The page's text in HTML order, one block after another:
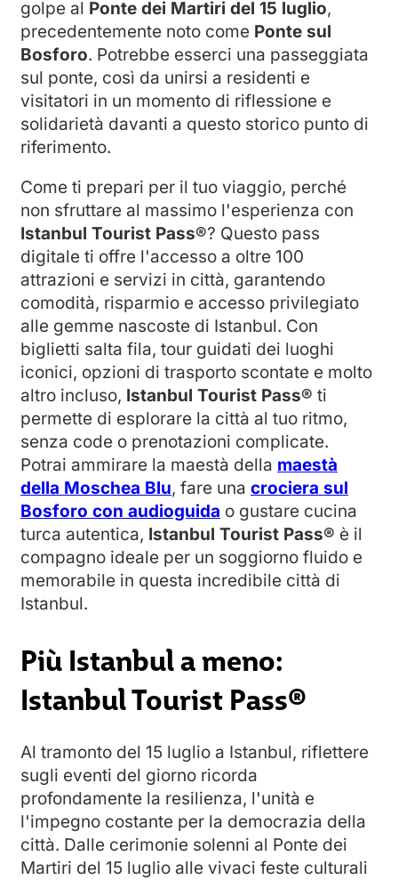
golpe al Ponte dei Martiri del 15 luglio,
precedentemente noto come Ponte sul
Bosforo. Potrebbe esserci una passeggiata
sul ponte, così da unirsi a residenti e
visitatori in un momento di riflessione e
solidarietà davanti a questo storico punto di
riferimento.
Come ti prepari per il tuo viaggio, perché
non sfruttare al massimo l'esperienza con
Istanbul Tourist Pass®? Questo pass
digitale ti offre l'accesso a oltre 100
attrazioni e servizi in città, garantendo
comodità, risparmio e accesso privilegiato
alle gemme nascoste di Istanbul. Con
biglietti salta fila, tour guidati dei luoghi
iconici, opzioni di trasporto scontate e molto
altro incluso, Istanbul Tourist Pass® ti
permette di esplorare la città al tuo ritmo,
senza code o prenotazioni complicate.
Potrai ammirare la maestà della maestà
della Moschea Blu, fare una crociera sul
Bosforo con audioguida o gustare cucina
turca autentica, Istanbul Tourist Pass® è il
compagno ideale per un soggiorno fluido e
memorabile in questa incredibile città di
Istanbul.
Più Istanbul a meno:
Istanbul Tourist Pass®
Al tramonto del 15 luglio a Istanbul, riflettere
sugli eventi del giorno ricorda
profondamente la resilienza, l'unità e
l'impegno costante per la democrazia della
città. Dalle cerimonie solenni al Ponte dei
Martiri del 15 luglio alle vivaci feste culturali